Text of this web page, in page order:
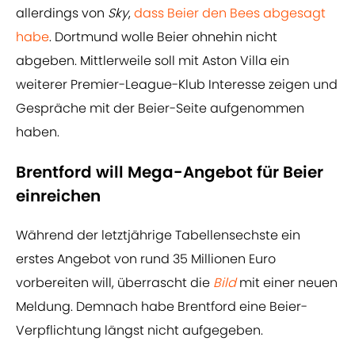
allerdings von Sky,dass Beier den Bees abgesagt
habe. Dortmund wolle Beier ohnehin nicht
abgeben. Mittlerweile soll mit Aston Villa ein
weiterer Premier-League-Klub Interesse zeigen und
Gespräche mit der Beier-Seite aufgenommen
haben.
Brentford will Mega-Angebot für Beier
einreichen
Während der letztjährige Tabellensechste ein
erstes Angebot von rund 35 Millionen Euro
vorbereiten will, überrascht die Bildmit einer neuen
Meldung. Demnach habe Brentford eine Beier-
Verpflichtung längst nicht aufgegeben.